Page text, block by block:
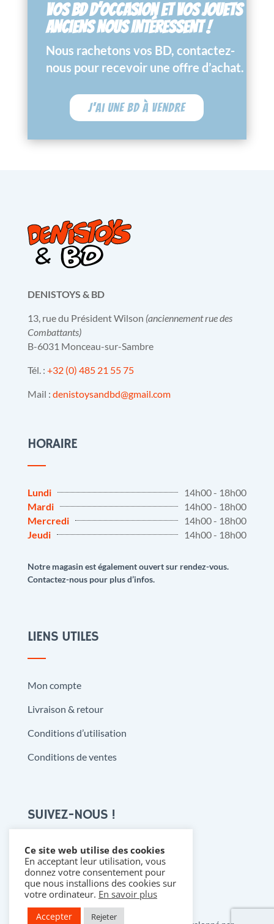
VOS BD D’OCCASION ET VOS JOUETS
ANCIENS NOUS INTÉRESSENT !
Nous rachetons vos BD, contactez-
nous pour recevoir une offre d’achat.
J'ai une BD à vendre
DENISTOYS & BD
13, rue du Président Wilson (anciennement rue des
Combattants)
B-6031 Monceau-sur-Sambre
Tél. : +32 (0) 485 21 55 75
Mail : denistoysandbd@gmail.com
HORAIRE
Lundi
14h00 - 18h00
Mardi
14h00 - 18h00
Mercredi
14h00 - 18h00
Jeudi
14h00 - 18h00
Notre magasin est également ouvert sur rendez-vous.
Contactez-nous pour plus d’infos.
LIENS UTILES
Mon compte
Livraison & retour
Conditions d’utilisation
Conditions de ventes
SUIVEZ-NOUS !

Ce site web utilise des cookies
En acceptant leur utilisation, vous
donnez votre consentement pour
que nous installions des cookies sur
votre ordinateur. En savoir plus
Accepter Rejeter